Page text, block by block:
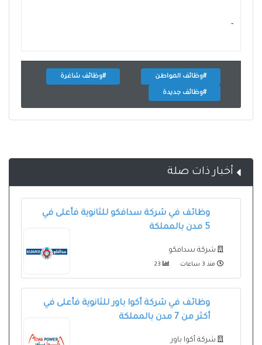
- ‏
#وظائف المواطن #وظائف شاغرة
#وظائف جديدة
أخبار ذات صلة
وظائف في شركة سدافكو للثانوية فأعلى في
5 مدن بالمملكة
شركة سدافكو
منذ 3 ساعات
وظائف في شركة أكوا باور للثانوية فأعلى في
أكثر من 7 مدن بالمملكة
شركة أكوا باور